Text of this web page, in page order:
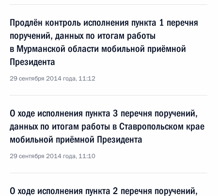
Продлён контроль исполнения пункта 1 перечня
поручений, данных по итогам работы
в Мурманской области мобильной приёмной
Президента
29 сентября 2014 года, 11:12
О ходе исполнения пункта 3 перечня поручений,
данных по итогам работы в Ставропольском крае
мобильной приёмной Президента
29 сентября 2014 года, 11:10
О ходе исполнения пункта 2 перечня поручений,